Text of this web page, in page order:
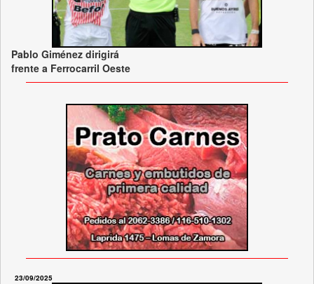
Pablo Giménez dirigirá
frente a Ferrocarril Oeste
23/09/2025